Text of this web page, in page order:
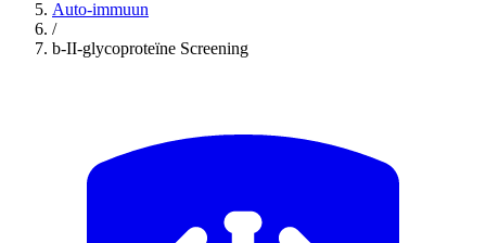
Auto-immuun
/
b-II-glycoproteïne Screening